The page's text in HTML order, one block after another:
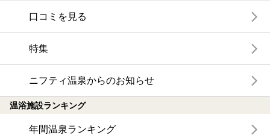
口コミを見る
特集
ニフティ温泉からのお知らせ
温浴施設ランキング
年間温泉ランキング